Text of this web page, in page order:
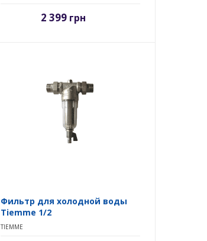
2 399 грн
Фильтр для холодной воды
Tiemme 1/2
TIEMME